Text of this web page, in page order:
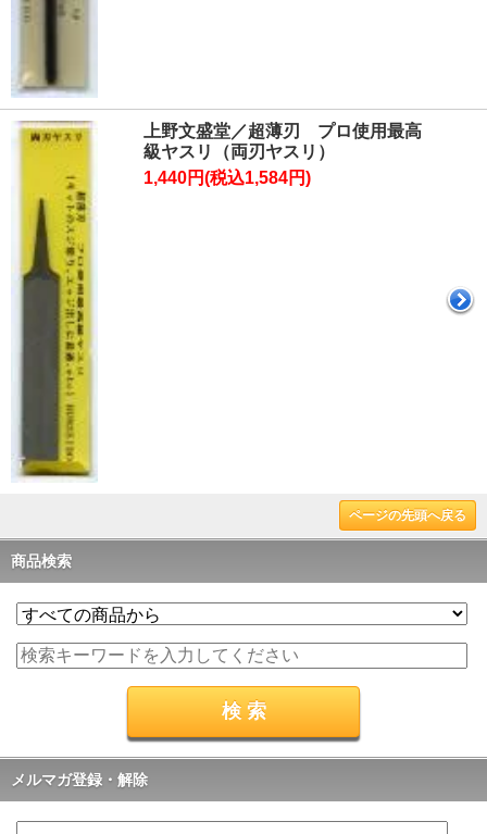
上野文盛堂／超薄刃 プロ使用最高
級ヤスリ（両刃ヤスリ）
1,440円(税込1,584円)
ページの先頭へ戻る
商品検索
メルマガ登録・解除